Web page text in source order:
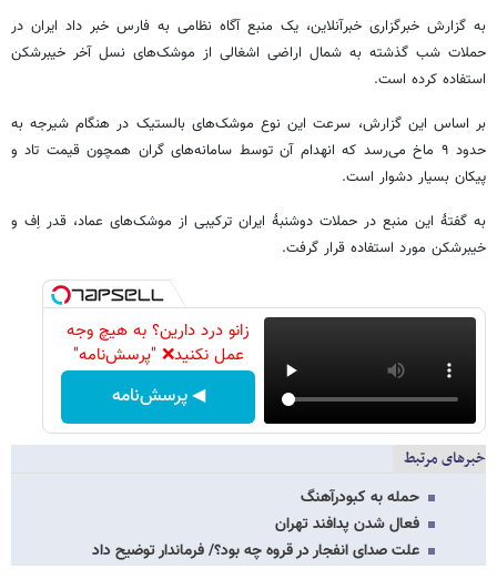
به گزارش خبرگزاری خبرآنلاین، یک منبع آگاه نظامی به فارس خبر داد ایران در
حملات شب گذشته به شمال اراضی اشغالی از موشک‌های نسل آخر خیبرشکن
استفاده کرده است.
بر اساس این گزارش، سرعت این نوع موشک‌های بالستیک در هنگام شیرجه به
حدود ۹ ماخ می‌رسد که انهدام آن توسط سامانه‌های گران همچون قیمت تاد و
پیکان بسیار دشوار است.
به گفتۀ این منبع در حملات دوشنبۀ ایران ترکیبی از موشک‌های عماد، قدر اِف و
خیبرشکن مورد استفاده قرار گرفت.
زانو درد دارین؟ به هیچ وجه
عمل نکنید❌ "پرسش‌نامه"
◀ پرسش‌نامه
خبرهای مرتبط
حمله به کبودرآهنگ
فعال شدن پدافند تهران
علت صدای انفجار در قروه چه بود؟/ فرماندار توضیح داد